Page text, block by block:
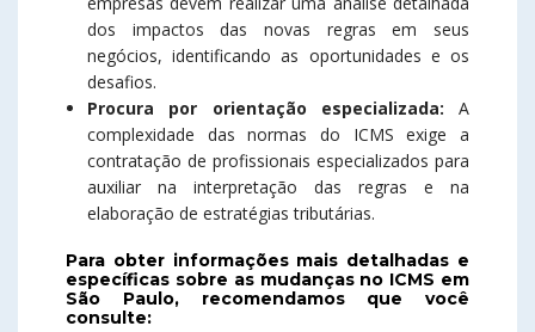
dos impactos das novas regras em seus
negócios, identificando as oportunidades e os
desafios.
Procura por orientação especializada: A
complexidade das normas do ICMS exige a
contratação de profissionais especializados para
auxiliar na interpretação das regras e na
elaboração de estratégias tributárias.
Para obter informações mais detalhadas e
específicas sobre as mudanças no ICMS em
São Paulo, recomendamos que você
consulte: